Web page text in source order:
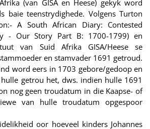
(van GISA en Heese) gekyk word
baie teenstrydighede. Volgens Turton
A South African Diary: Contested
- Our Story Part B: 1700-1799) en
van Suid Afrika GISA/Heese se
en stamvader 1691 getroud.
word eers in 1703 gebore/gedoop en
getrou het, dws. indien hulle 1691
nog geen troudatum in die Kaapse- of
van hulle troudatum opgespoor
oor hoeveel kinders Johannes